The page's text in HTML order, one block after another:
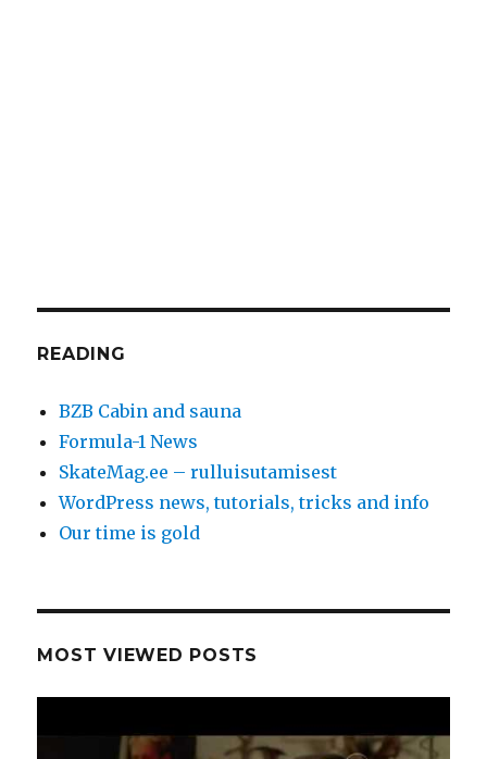
READING
BZB Cabin and sauna
Formula-1 News
SkateMag.ee – rulluisutamisest
WordPress news, tutorials, tricks and info
Our time is gold
MOST VIEWED POSTS